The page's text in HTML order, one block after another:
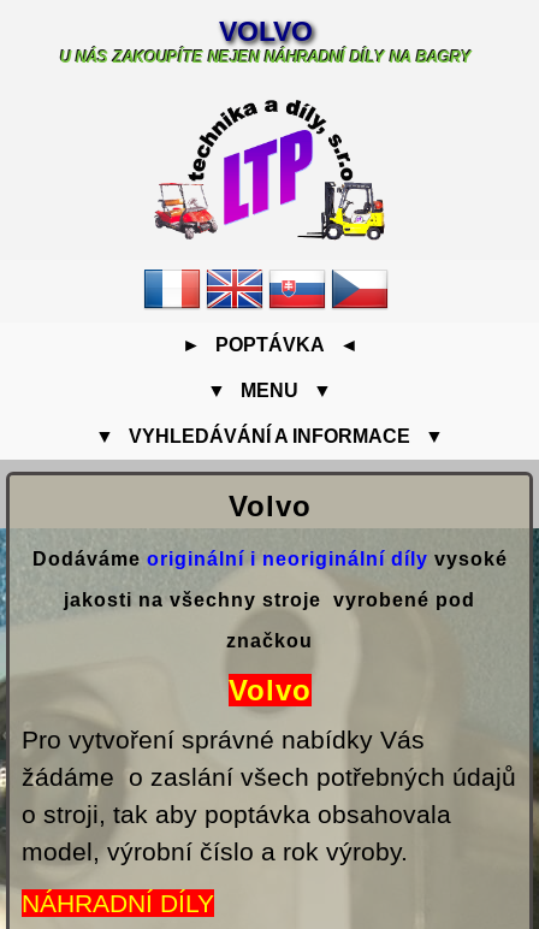
VOLVO
U NÁS ZAKOUPÍTE NEJEN NÁHRADNÍ DÍLY NA BAGRY
► POPTÁVKA ◄
▼ MENU ▼
▼ VYHLEDÁVÁNÍ A INFORMACE ▼
Volvo
Dodáváme originální i neoriginální díly vysoké
jakosti na všechny stroje vyrobené pod
značkou
Volvo
Pro vytvoření správné nabídky Vás
žádáme o zaslání všech potřebných údajů
o stroji, tak aby poptávka obsahovala
model, výrobní číslo a rok výroby.
NÁHRADNÍ DÍLY